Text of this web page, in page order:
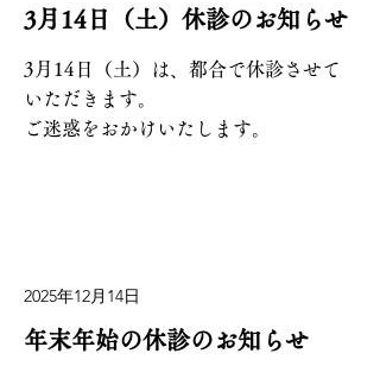
3月14日（土）休診のお知らせ
3月14日（土）は、都合で休診させて
いただきます。
ご迷惑をおかけいたします。
2025年12月14日
年末年始の休診のお知らせ